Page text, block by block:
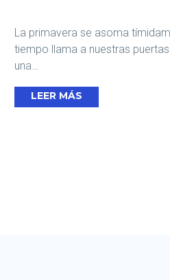
La primavera se asoma
tiempo llama a nuestras
una…
LEER MÁS